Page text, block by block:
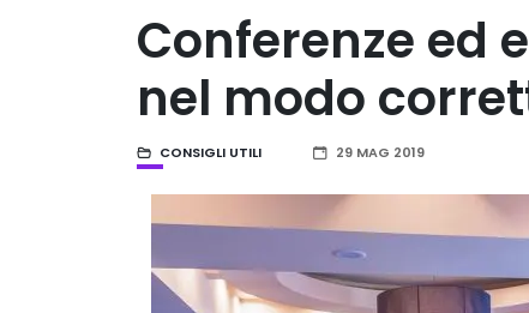
Conferenze ed
nel modo
CONSIGLI UTILI 29 MAG 2019